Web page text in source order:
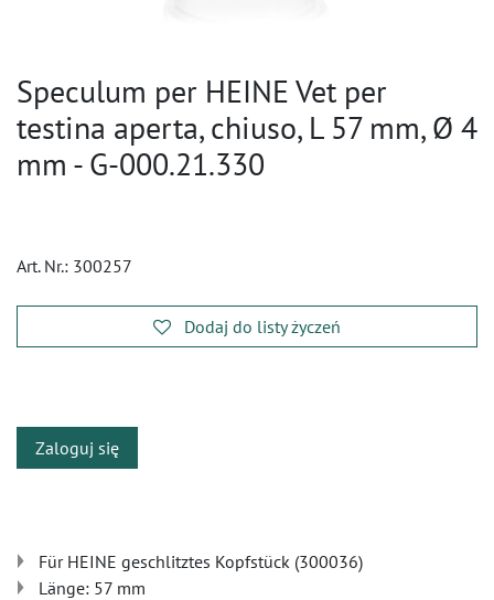
Speculum per HEINE Vet per
testina aperta, chiuso, L 57 mm, Ø 4
mm - G-000.21.330
Art. Nr.: 300257
Dodaj do listy życzeń
Zaloguj się
Für HEINE geschlitztes Kopfstück (300036)
Länge: 57 mm